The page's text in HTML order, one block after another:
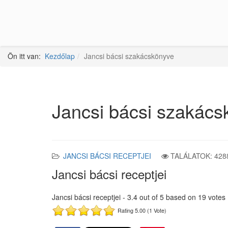
Ön itt van: Kezdőlap Jancsi bácsi szakácskönyve
Jancsi bácsi
JANCSI BÁCSI RECEPTJEI TALÁLATOK:
Jancsi bácsi receptjei
Jancsi bácsi receptjei - 3.4 out of 5 based on 19 votes
Rating 5.00 (1 Vote)